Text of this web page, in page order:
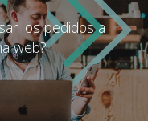
los pedidos a
web?